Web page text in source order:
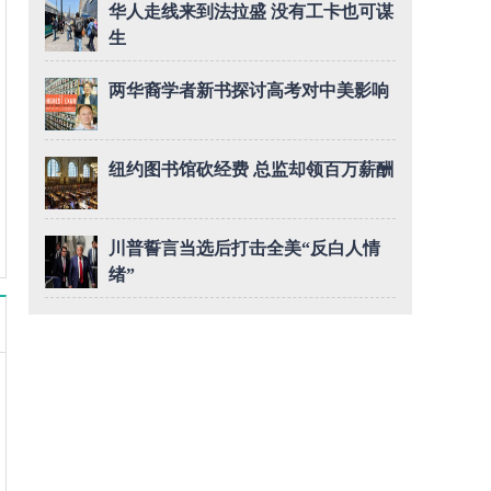
华人走线来到法拉盛 没有工卡也可谋
生
两华裔学者新书探讨高考对中美影响
纽约图书馆砍经费 总监却领百万薪酬
川普誓言当选后打击全美“反白人情
绪”